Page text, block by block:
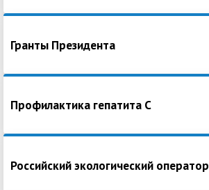
Гранты Президента
Профилактика гепатита С
Российский экологический оператор